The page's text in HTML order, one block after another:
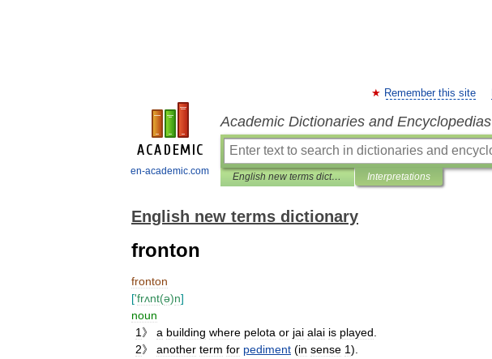
en-academic.com
Remember this site
Academic Dictionaries and Encyclopedias
English new terms dictionary Interpretations
English new terms dictionary
fronton
fronton
['frʌnt(ə)n]
noun
1 》 a building where pelota or jai alai is played
2》 another term for pediment (in sense 1).